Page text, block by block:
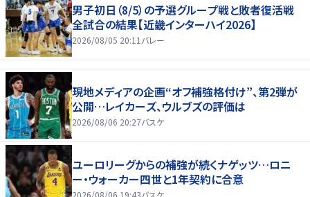
男子初日（8/5）の予選グループ戦と敗者復活戦
全試合の結果【近畿インターハイ2026】
2026/08/05 20:11 バレー
現地メディアの企画“オフ補強格付け”、第2弾が
公開…レイカーズ、ウルブズの評価は
2026/08/06 20:27バスケ
ユーロリーグからの補強が続くナゲッツ…ロニ
ー・ウォーカー四世と1年契約に合意
2026/08/06 19:43バスケ